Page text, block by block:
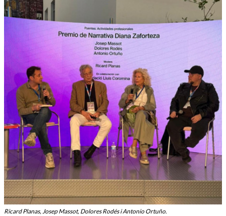
Ricard Planas, Josep Massot, Dolores Rodés i Antonio Ortuño.